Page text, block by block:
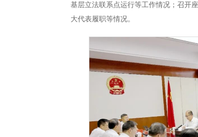
基层立法联系点运行等工作情况；召开
大代表履职等情况。